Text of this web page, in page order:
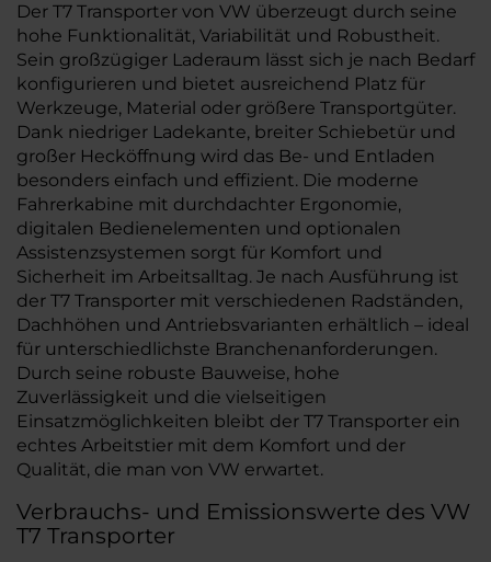
Der T7 Transporter von VW überzeugt durch seine
hohe Funktionalität, Variabilität und Robustheit.
Sein großzügiger Laderaum lässt sich je nach Bedarf
konfigurieren und bietet ausreichend Platz für
Werkzeuge, Material oder größere Transportgüter.
Dank niedriger Ladekante, breiter Schiebetür und
großer Hecköffnung wird das Be- und Entladen
besonders einfach und effizient. Die moderne
Fahrerkabine mit durchdachter Ergonomie,
digitalen Bedienelementen und optionalen
Assistenzsystemen sorgt für Komfort und
Sicherheit im Arbeitsalltag. Je nach Ausführung ist
der T7 Transporter mit verschiedenen Radständen,
Dachhöhen und Antriebsvarianten erhältlich – ideal
für unterschiedlichste Branchenanforderungen.
Durch seine robuste Bauweise, hohe
Zuverlässigkeit und die vielseitigen
Einsatzmöglichkeiten bleibt der T7 Transporter ein
echtes Arbeitstier mit dem Komfort und der
Qualität, die man von VW erwartet.
Verbrauchs- und Emissionswerte des VW
T7 Transporter